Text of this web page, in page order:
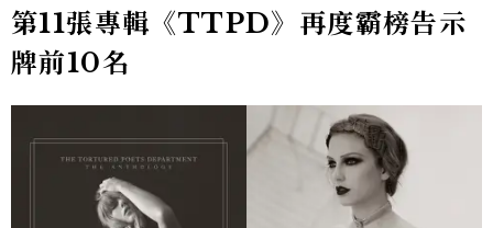
第11張專輯《TTPD》再度霸榜告示
牌前10名